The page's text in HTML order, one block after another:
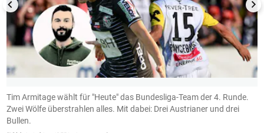
Tim Armitage wählt für "Heute" das Bundesliga-Team der 4. Runde.
Zwei Wölfe überstrahlen alles. Mit dabei: Drei Austrianer und drei
Bullen.